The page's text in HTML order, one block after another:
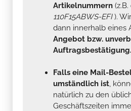
Artikelnummern
110F15ABWS-EFI).
dann innerhalb eines
Angebot bzw.
Auftragsbestätigung.
Falls eine Mail-
umständlich ist,
natürlich zu den
Geschäftszeiten